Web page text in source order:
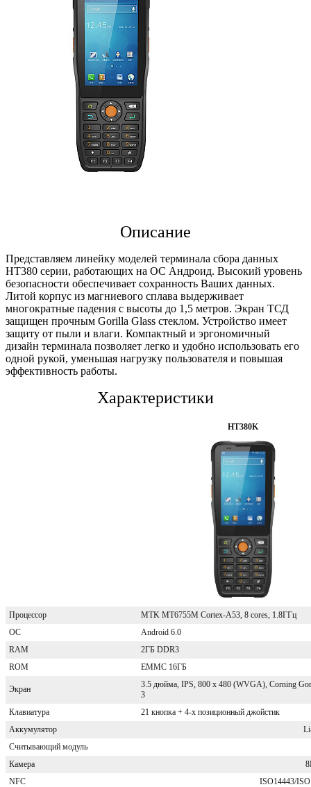
Описание
Представляем линейку моделей терминала сбора данных
HT380 серии, работающих на ОС Андроид. Высокий уровень
безопасности обеспечивает сохранность Ваших данных.
Литой корпус из магниевого сплава выдерживает
многократные падения с высоты до 1,5 метров. Экран ТСД
защищен прочным Gorilla Glass стеклом. Устройство имеет
защиту от пыли и влаги. Компактный и эргономичный
дизайн терминала позволяет легко и удобно использовать его
одной рукой, уменьшая нагрузку пользователя и повышая
эффективность работы.
Характеристики
HT380K
Процессор
MTK MT6755M Cortex-A53, 8 cores, 1.8ГГц
ОС
Android 6.0
RAM
2ГБ DDR3
ROM
EMMC 16ГБ
Экран
3.5 дюйма, IPS, 800 х 480 (WVGA), Corning
3
Клавиатура
21 кнопка + 4-х позиционный джойстик
Аккумулятор
Считывающий модуль
Камера
NFC
ISO14443/